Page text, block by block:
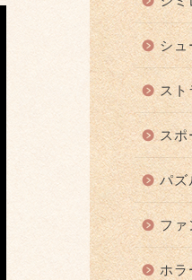
シュ
スト
スポ
パズ
ファ
ホラ